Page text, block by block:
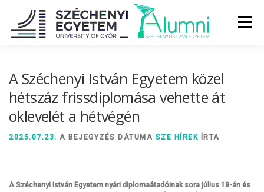
tartalomhoz
Menü
DIPLOMAÁTADÓ DIPLOMÁN TÚL
A Széchenyi István Egyetem közel
hétszáz frissdiplomása vehette át
oklevelét a hétvégén
2025.07.23. A BEJEGYZÉS DÁTUMA SZE HÍREK ÍRTA
A Széchenyi István Egyetem nyári diplomaátadóinak sora július 18-án és